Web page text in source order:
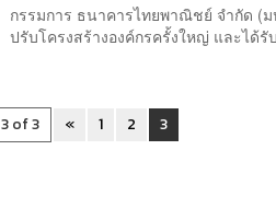
กรรมการ ธนาคารไทยพาณิชย์ จำกัด (
ปรับโครงสร้างองค์กรครั้งใหญ่ และได้รั
3 of 3 « 1 2 3